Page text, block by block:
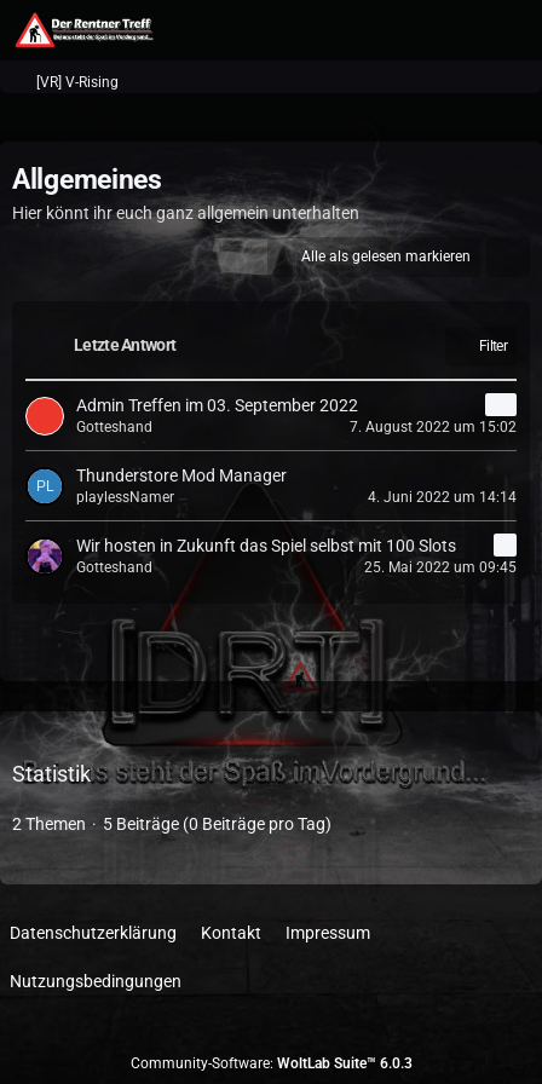
[VR] V-Rising
Allgemeines
Hier könnt ihr euch ganz allgemein unterhalten
Alle als gelesen markieren
Letzte Antwort Filter
Admin Treffen im 03. September 2022
Gotteshand
7. August 2022 um 15:02
Thunderstore Mod Manager
playlessNamer 4. Juni 2022 um 14:14
Wir hosten in Zukunft das Spiel selbst mit 100 Slots
Gotteshand
25. Mai 2022 um 09:45
Statistik
2 Themen 5 Beiträge (0 Beiträge pro Tag)
Datenschutzerklärung Kontakt Impressum
Nutzungsbedingungen
Community-Software: WoltLab Suite™ 6.0.3